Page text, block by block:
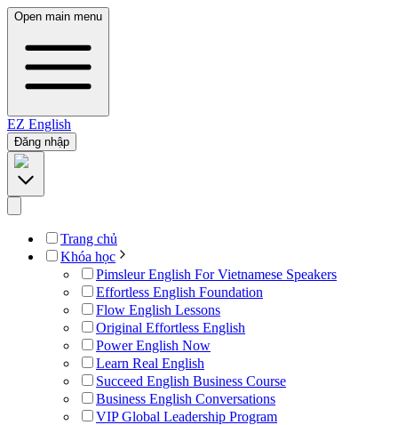
Open main menu
EZ English
Đăng nhập
Trang chủ
Khóa học
Pimsleur English For Vietnamese Speakers
Effortless English Foundation
Flow English Lessons
Original Effortless English
Power English Now
Learn Real English
Succeed English Business Course
Business English Conversations
VIP Global Leadership Program